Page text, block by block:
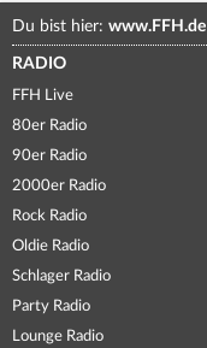
Du bist hier: www.FFH.de
RADIO
FFH Live
80er Radio
90er Radio
2000er Radio
Rock Radio
Oldie Radio
Schlager Radio
Party Radio
Lounge Radio